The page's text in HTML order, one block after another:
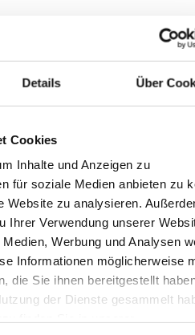
Details Über
Cookies
Inhalte und Anzeigen zu
für soziale Medien anbieten zu
Website zu analysieren.
Ihrer Verwendung unserer
Werbung und Analysen
Informationen möglicherweise
die Sie ihnen bereitgestellt
der Dienste gesammelt
zählt seit den
größten und vielseitigsten
für Turn- und
sie heute Platz für bis zu
die Olympiahalle zu den
München für Live-Musik und
Konzertsaal